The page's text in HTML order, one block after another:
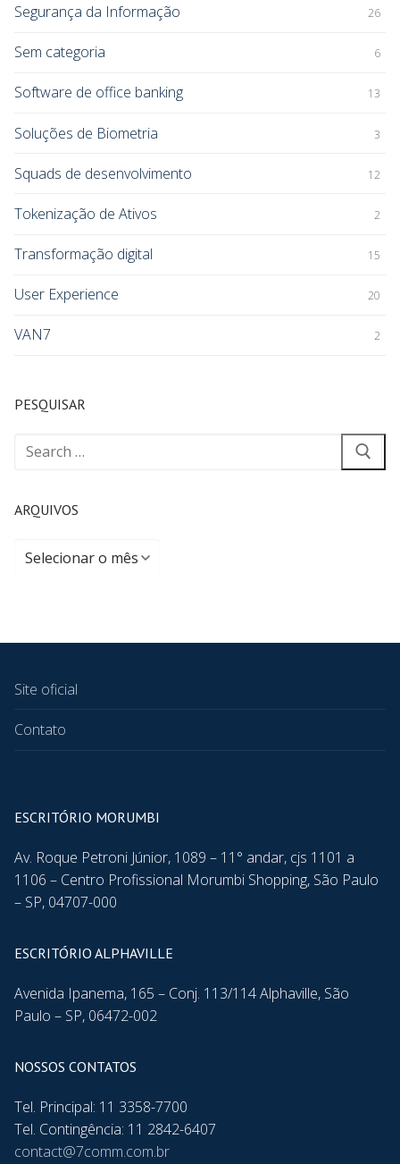
Segurança da Informação 26
Sem categoria 6
Software de office banking 13
Soluções de Biometria 3
Squads de desenvolvimento 12
Tokenização de Ativos 2
Transformação digital 15
User Experience 20
VAN7 2
PESQUISAR
ARQUIVOS
Site oficial
Contato
ESCRITÓRIO MORUMBI
Av. Roque Petroni Júnior, 1089 – 11° andar, cjs 1101 a
1106 – Centro Profissional Morumbi Shopping, São Paulo
– SP, 04707-000
ESCRITÓRIO ALPHAVILLE
Avenida Ipanema, 165 – Conj. 113/114 Alphaville, São
Paulo – SP, 06472-002
NOSSOS CONTATOS
Tel. Principal: 11 3358-7700
Tel. Contingência: 11 2842-6407
contact@7comm.com.br